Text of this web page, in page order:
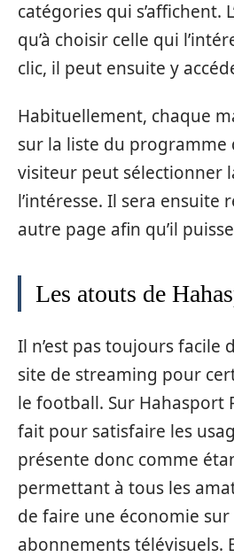
catégories qui s’affichent.
qu’à choisir celle qui
clic, il peut ensuite y
Habituellement, chaque
sur la liste du programme
visiteur peut sélectionner
l’intéresse. Il sera ensuite
autre page afin qu’il
Les atouts de
Il n’est pas toujours facile
site de streaming pour
le football. Sur Hahasport
fait pour satisfaire les
présente donc comme
permettant à tous les
de faire une économie sur
abonnements télévisuels.